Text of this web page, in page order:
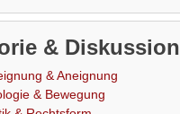
& Diskussion
& Aneignung
& Bewegung